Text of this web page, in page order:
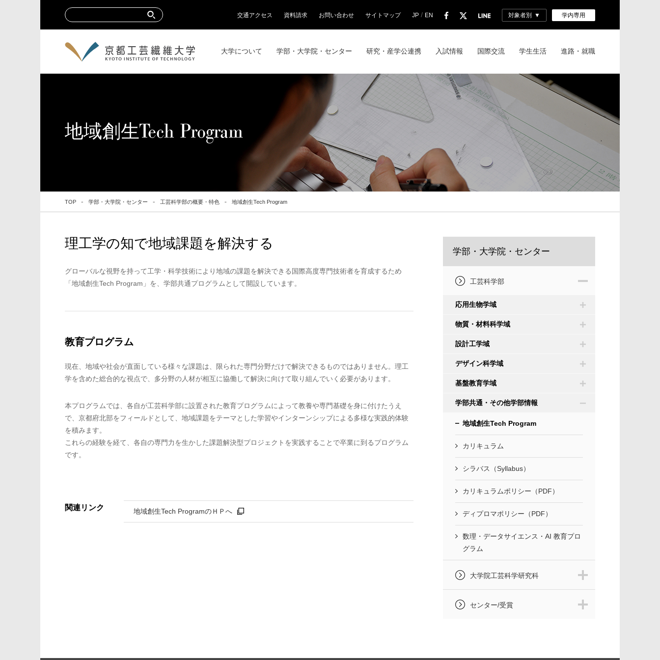
交通アクセス 資料請求 お問い合わせ サイトマップ JP / EN 対象者別 学内専用
大学について 学部・大学院・センター 研究・産学公連携 入試情報 国際交流 学生生活 進路・就職
地域創生Tech Program
TOP 学部・大学院・センター 工芸科学部の概要・特色 地域創生Tech Program
理工学の知で地域課題を解決する
グローバルな視野を持って工学・科学技術により地域の課題を解決できる国際高度専門技術者を育成するため
「地域創生Tech Program」を、学部共通プログラムとして開設しています。
教育プログラム
現在、地域や社会が直面している様々な課題は、限られた専門分野だけで解決できるものではありません。理工
学を含めた総合的な視点で、多分野の人材が相互に協働して解決に向けて取り組んでいく必要があります。
本プログラムでは、各自が工芸科学部に設置された教育プログラムによって教養や専門基礎を身に付けたうえ
で、京都府北部をフィールドとして、地域課題をテーマとした学習やインターンシップによる多様な実践的体験
を積みます。
これらの経験を経て、各自の専門力を生かした課題解決型プロジェクトを実践することで卒業に到るプログラム
です。
関連リンク 地域創生Tech ProgramのＨＰへ
学部・大学院・センター
工芸科学部
応用生物学域
物質・材料科学域
設計工学域
デザイン科学域
基盤教育学域
学部共通・その他学部情報
地域創生Tech Program
カリキュラム
シラバス（Syllabus）
カリキュラムポリシー（PDF）
ディプロマポリシー（PDF）
数理・データサイエンス・AI 教育プロ
グラム
大学院工芸科学研究科
センター/受賞